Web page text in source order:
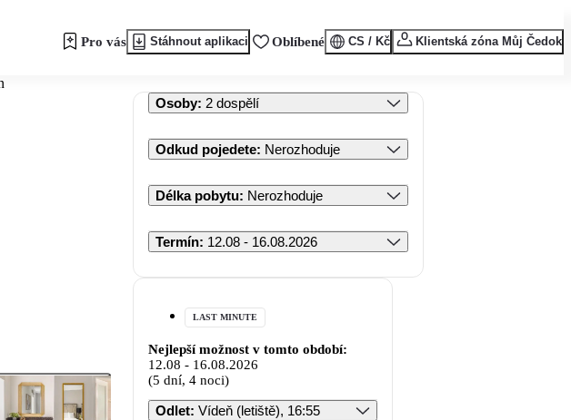
Pro vás Stáhnout aplikaci Oblíbené CS / Kč Klientská zóna Můj Čedok
Osoby: 2 dospělí
Odkud pojedete: Nerozhoduje
Délka pobytu: Nerozhoduje
Termín: 12.08 - 16.08.2026
LAST MINUTE
Nejlepší možnost v tomto období:
12.08 - 16.08.2026
(5 dní, 4 noci)
Odlet: Vídeň (letiště), 16:55